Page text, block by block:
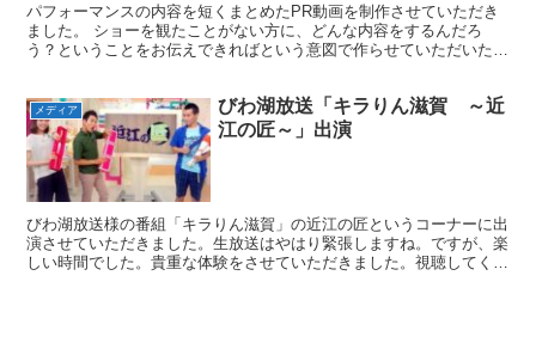
パフォーマンスの内容を短くまとめたPR動画を制作させていただき
ました。 ショーを観たことがない方に、どんな内容をするんだろ
う？ということをお伝えできればという意図で作らせていただいた映
メディア
びわ湖放送「キラりん滋賀 ～近
江の匠～」出演
びわ湖放送様の番組「キラりん滋賀」の近江の匠というコーナーに出
演させていただきました。生放送はやはり緊張しますね。ですが、楽
しい時間でした。貴重な体験をさせていただきました。視聴してくだ